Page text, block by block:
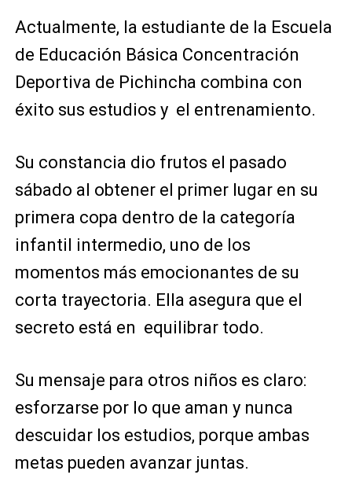
Actualmente, la estudiante de la Escuela
de Educación Básica Concentración
Deportiva de Pichincha combina con
éxito sus estudios y el entrenamiento.
Su constancia dio frutos el pasado
sábado al obtener el primer lugar en su
primera copa dentro de la categoría
infantil intermedio, uno de los
momentos más emocionantes de su
corta trayectoria. Ella asegura que el
secreto está en equilibrar todo.
Su mensaje para otros niños es claro:
esforzarse por lo que aman y nunca
descuidar los estudios, porque ambas
metas pueden avanzar juntas.